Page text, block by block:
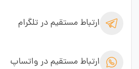
ارتباط مستقیم در تلگرام
ارتباط مستقیم در واتساپ